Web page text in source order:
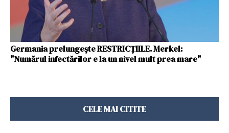
Germania prelungește RESTRICȚIILE. Merkel:
"Numărul infectărilor e la un nivel mult prea mare"
CELE MAI CITITE